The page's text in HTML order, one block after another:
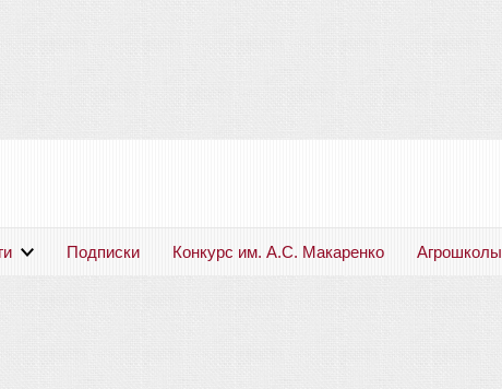
Подписки Конкурс им. А.С. Макаренко Агрошколы